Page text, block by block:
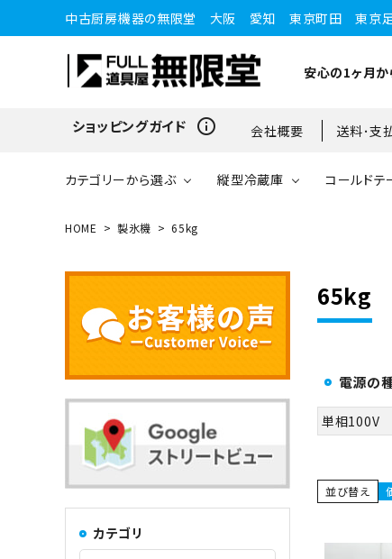
中古厨房機器の無限堂 大阪 愛知 東京町田 東京
安心の1ヶ月
ショッピングガイド info_outline 会社概要 送料･支
カテゴリーから選ぶ
ショーケース
コンロ・レンジ
コーヒーマシン関連
縦型冷蔵庫
ブラストチラー・ショックフ
リーザー
コールドテ
ドロワータイプ・他
65kg
100kg以上
ワインセラー・ワインクーラ
ー
HOME 製氷機 65kg
カテゴリ
65kg
電源の
単相100V
並び替え